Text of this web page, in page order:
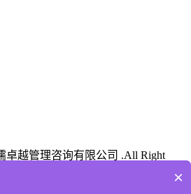
卓越管理咨询有限公司 .All Right
技术支×